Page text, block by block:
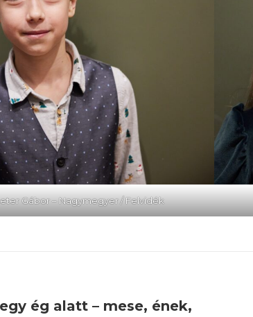
Gábor – Nagymegyer / Felvidék
ég alatt – mese, ének,